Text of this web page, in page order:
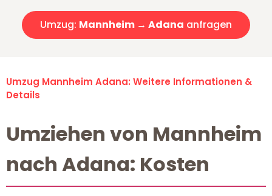
Umzug: Mannheim → Adana anfragen
Umzug Mannheim Adana: Weitere Informationen &
Details
Umziehen von Mannheim
nach Adana: Kosten